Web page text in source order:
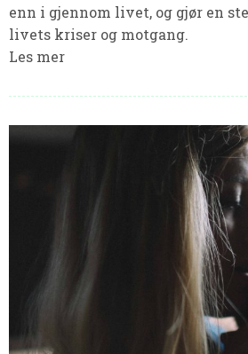
enn i gjennom livet, og gjør en
livets kriser og motgang.
Les mer